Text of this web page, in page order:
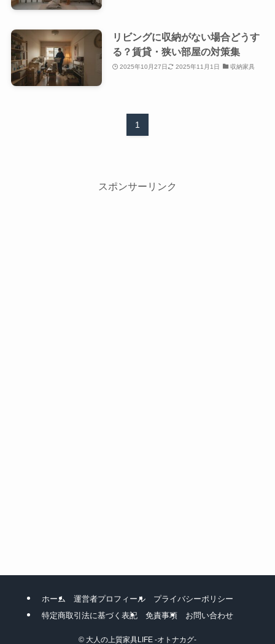
リビングに収納がない場合どうす
る？賃貸・狭い部屋の対策集
2025年10月27日 2025年11月1日 収納家具
1
スポンサーリンク
ホーム 運営者プロフィール
プライバシーポリシー
特定商取引法に基づく表記
免責事項 お問い合わせ
© 大人の上質家具LIFE -オトナカグ-